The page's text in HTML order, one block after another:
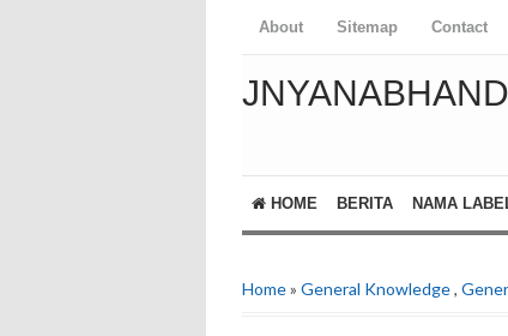
About Sitemap Contact
HOME BERITA NAMA
Home» General Knowledge,